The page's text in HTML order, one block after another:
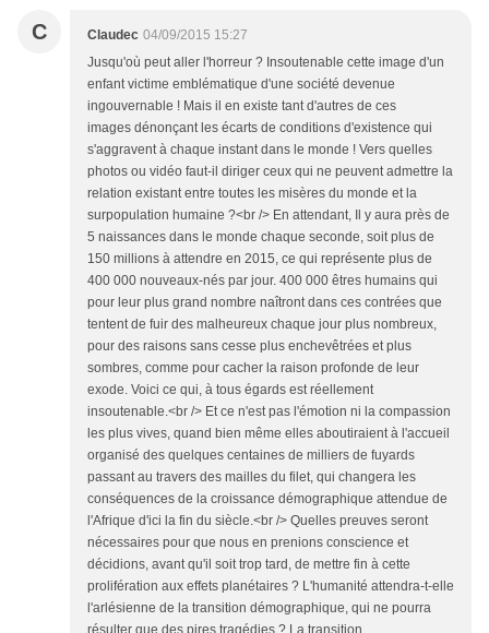
C Claudec 04/09/2015 15:27
Jusqu'où peut aller l'horreur ? Insoutenable cette image d'un
enfant victime emblématique d'une société devenue
ingouvernable ! Mais il en existe tant d'autres de ces
images dénonçant les écarts de conditions d'existence qui
s'aggravent à chaque instant dans le monde ! Vers quelles
photos ou vidéo faut-il diriger ceux qui ne peuvent admettre la
relation existant entre toutes les misères du monde et la
surpopulation humaine ?<br /> En attendant, Il y aura près de
5 naissances dans le monde chaque seconde, soit plus de
150 millions à attendre en 2015, ce qui représente plus de
400 000 nouveaux-nés par jour. 400 000 êtres humains qui
pour leur plus grand nombre naîtront dans ces contrées que
tentent de fuir des malheureux chaque jour plus nombreux,
pour des raisons sans cesse plus enchevêtrées et plus
sombres, comme pour cacher la raison profonde de leur
exode. Voici ce qui, à tous égards est réellement
insoutenable.<br /> Et ce n'est pas l'émotion ni la compassion
les plus vives, quand bien même elles aboutiraient à l'accueil
organisé des quelques centaines de milliers de fuyards
passant au travers des mailles du filet, qui changera les
conséquences de la croissance démographique attendue de
l'Afrique d'ici la fin du siècle.<br /> Quelles preuves seront
nécessaires pour que nous en prenions conscience et
décidions, avant qu'il soit trop tard, de mettre fin à cette
prolifération aux effets planétaires ? L'humanité attendra-t-elle
l'arlésienne de la transition démographique, qui ne pourra
résulter que des pires tragédies ? La transition